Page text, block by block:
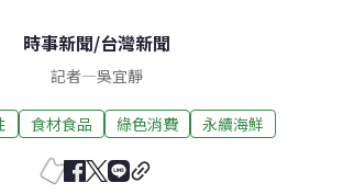
時事新聞/台灣新聞
記者—吳宜靜
食材食品 綠色消費 永續海鮮